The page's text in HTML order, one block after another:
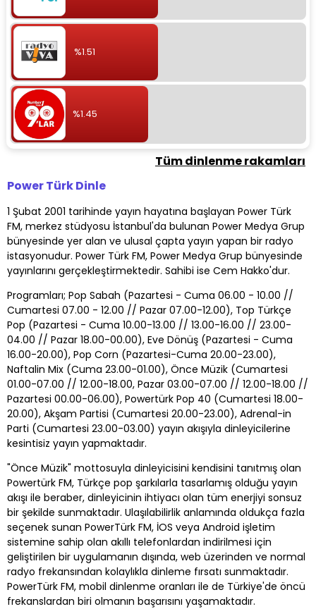
%1.51
%1.45
Tüm dinlenme rakamları
Power Türk Dinle
1 Şubat 2001 tarihinde yayın hayatına başlayan Power Türk
FM, merkez stüdyosu İstanbul'da bulunan Power Medya Grup
bünyesinde yer alan ve ulusal çapta yayın yapan bir radyo
istasyonudur. Power Türk FM, Power Medya Grup bünyesinde
yayınlarını gerçekleştirmektedir. Sahibi ise Cem Hakko'dur.
Programları; Pop Sabah (Pazartesi - Cuma 06.00 - 10.00 //
Cumartesi 07.00 - 12.00 // Pazar 07.00-12.00), Top Türkçe
Pop (Pazartesi - Cuma 10.00-13.00 // 13.00-16.00 // 23.00-
04.00 // Pazar 18.00-00.00), Eve Dönüş (Pazartesi - Cuma
16.00-20.00), Pop Corn (Pazartesi-Cuma 20.00-23.00),
Naftalin Mix (Cuma 23.00-01.00), Önce Müzik (Cumartesi
01.00-07.00 // 12.00-18.00, Pazar 03.00-07.00 // 12.00-18.00 //
Pazartesi 00.00-06.00), Powertürk Pop 40 (Cumartesi 18.00-
20.00), Akşam Partisi (Cumartesi 20.00-23.00), Adrenal-in
Parti (Cumartesi 23.00-03.00) yayın akışıyla dinleyicilerine
kesintisiz yayın yapmaktadır.
"Önce Müzik" mottosuyla dinleyicisini kendisini tanıtmış olan
Powertürk FM, Türkçe pop şarkılarla tasarlamış olduğu yayın
akışı ile beraber, dinleyicinin ihtiyacı olan tüm enerjiyi sonsuz
bir şekilde sunmaktadır. Ulaşılabilirlik anlamında oldukça fazla
seçenek sunan PowerTürk FM, İOS veya Android işletim
sistemine sahip olan akıllı telefonlardan indirilmesi için
geliştirilen bir uygulamanın dışında, web üzerinden ve normal
radyo frekansından kolaylıkla dinleme fırsatı sunmaktadır.
PowerTürk FM, mobil dinlenme oranları ile de Türkiye'de öncü
frekanslardan biri olmanın başarısını yaşamaktadır.